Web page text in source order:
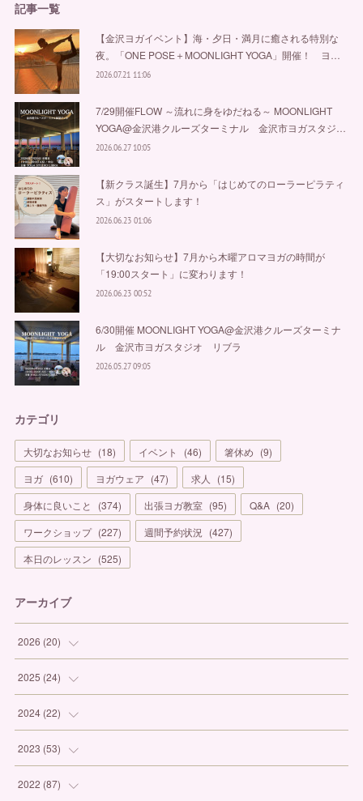
記事一覧
【金沢ヨガイベント】海・夕日・満月に癒される特別な
夜。「ONE POSE＋MOONLIGHT YOGA」開催！ ヨ…
2026.07.21 11:06
7/29開催FLOW ～流れに身をゆだねる～ MOONLIGHT
YOGA@金沢港クルーズターミナル 金沢市ヨガスタジ…
2026.06.27 10:05
【新クラス誕生】7月から「はじめてのローラーピラティ
ス」がスタートします！
2026.06.23 01:06
【大切なお知らせ】7月から木曜アロマヨガの時間が
「19:00スタート」に変わります！
2026.06.23 00:52
6/30開催 MOONLIGHT YOGA@金沢港クルーズターミナ
ル 金沢市ヨガスタジオ リブラ
2026.05.27 09:05
カテゴリ
大切なお知らせ (18) イベント (46) 箸休め (9)
ヨガ (610) ヨガウェア (47) 求人 (15)
身体に良いこと
(374) 出張ヨガ教室 (95) Q&A (20)
ワークショップ (227) 週間予約状況 (427)
本日のレッスン (525)
アーカイブ
2026 (20)
(1
(3
(6
(5
2025 (24)
(1
(7
(3
2024 (22)
(1
(1
2023 (53)
(6
2022 (87)